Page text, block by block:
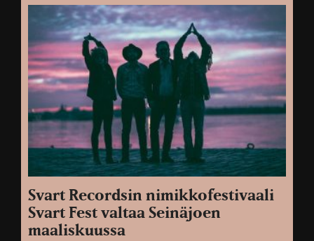
Svart Recordsin nimikkofestivaali
Svart Fest valtaa Seinäjoen
maaliskuussa